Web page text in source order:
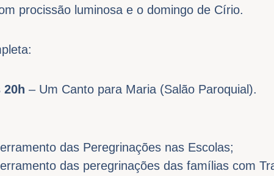
procissão luminosa e o domingo de Círio.
20h – Um Canto para Maria (Salão Paroquial).
das Peregrinações nas Escolas;
das peregrinações das famílias com